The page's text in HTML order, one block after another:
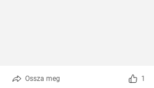
Ossza meg 1